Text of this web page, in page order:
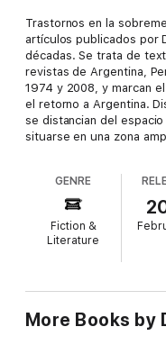
Trastornos en la
artículos publicados por
décadas. Se trata de
revistas de Argentina,
1974 y 2008, y mar­can
el re­torno a Argentina.
se distancian del
situarse en una zona
Sarmiento, Lugones y
problematizan las
de manifiesto en las
hitos, los
característico, barroco y
que detiene la idea de
GENRE
Fiction &
Literature
More Books by